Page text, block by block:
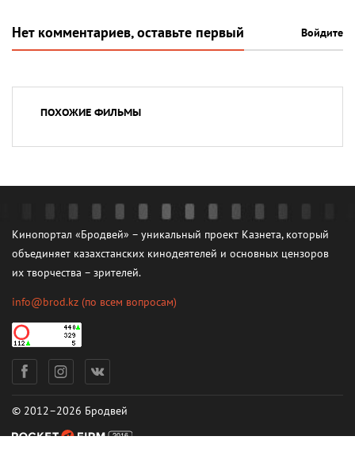
Нет комментариев, оставьте первый Войдите
ПОХОЖИЕ ФИЛЬМЫ
Кинопортал «Бродвей» – уникальный проект Казнета, который
объединяет казахстанских кинодеятелей и основных цензоров
их творчества – зрителей.
info@brod.kz (по всем вопросам)
© 2012–2026 Бродвей